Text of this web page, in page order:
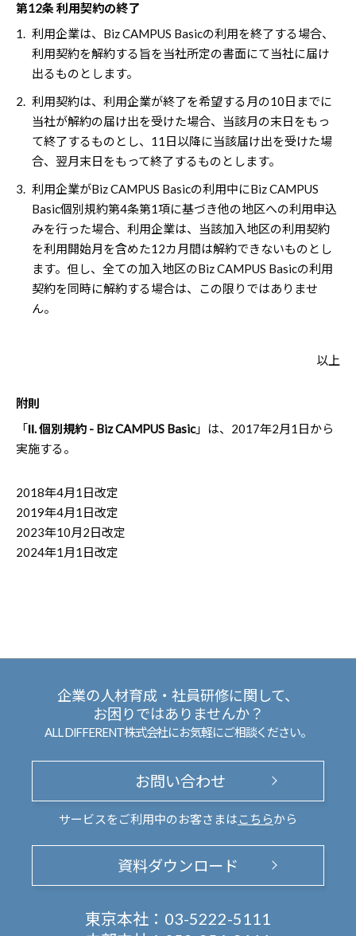
第12条 利用契約の終了
1. 利用企業は、Biz CAMPUS Basicの利用を終了する場合、
利用契約を解約する旨を当社所定の書面にて当社に届け
出るものとします。
2. 利用契約は、利用企業が終了を希望する月の10日までに
当社が解約の届け出を受けた場合、当該月の末日をもっ
て終了するものとし、11日以降に当該届け出を受けた場
合、翌月末日をもって終了するものとします。
3. 利用企業がBiz CAMPUS Basicの利用中にBiz CAMPUS
Basic個別規約第4条第1項に基づき他の地区への利用申込
みを行った場合、利用企業は、当該加入地区の利用契約
を利用開始月を含めた12カ月間は解約できないものとし
ます。但し、全ての加入地区のBiz CAMPUS Basicの利用
契約を同時に解約する場合は、この限りではありませ
ん。
以上
附則
「Ⅱ. 個別規約 - Biz CAMPUS Basic」は、2017年2月1日から
実施する。
2018年4月1日改定
2019年4月1日改定
2023年10月2日改定
2024年1月1日改定
企業の人材育成・社員研修に関して、
お困りではありませんか？
ALL DIFFERENT株式会社にお気軽にご相談ください。
お問い合わせ
サービスをご利用中のお客さまは こちらから
資料ダウンロード
東京本社： 03-5222-5111